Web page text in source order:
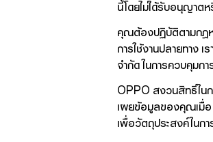
นี้โดยไม่ได้รับอนุญาตห
คุณต้องปฏิบัติตามกฎห
การใช้งานปลายทาง
จำกัด ในการควบคุมก
OPPO สงวนสิทธิ์ในก
เผยข้อมูลของคุณเมื่อ
เพื่อวัตถุประสงค์ในก